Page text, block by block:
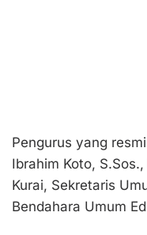
Pengurus yang
Ibrahim Koto,
Kurai, Sekretaris
Bendahara Umum